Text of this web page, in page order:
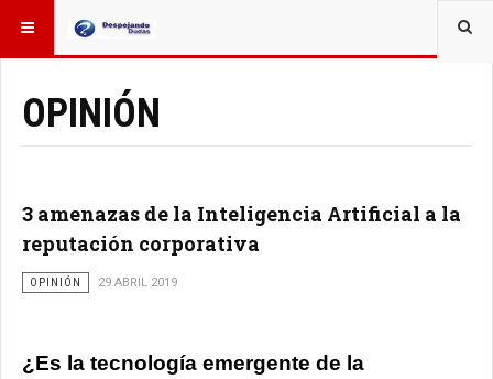
ESTÁ AQUÍ: OTROS TEMAS
OPINIÓN
3 amenazas de la Inteligencia Artificial a la
reputación corporativa
OPINIÓN 29 ABRIL 2019
¿Es la tecnología emergente de la